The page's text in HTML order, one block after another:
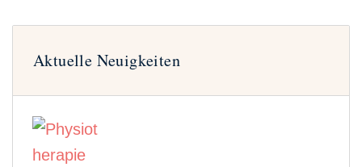
Aktuelle Neuigkeiten